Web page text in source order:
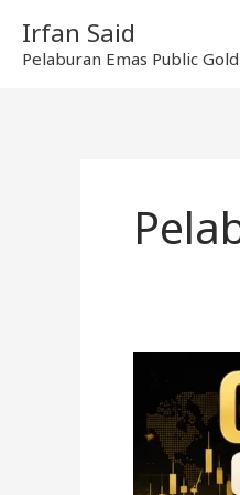
content
Irfan Said
Pelaburan Emas Public Gold
Perak,
Mana
Lebih